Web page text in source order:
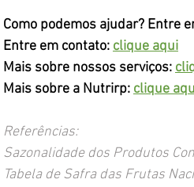
Como podemos ajudar? Entre
Entre em contato: clique aqui
Mais sobre nossos serviços:
Mais sobre a Nutrirp: clique
Referências:
Sazonalidade dos Produtos
Tabela de Safra das Frutas